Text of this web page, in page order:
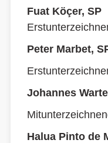
Fuat Köçer, SP
Peter Marbet,
Johannes
Halua Pinto de